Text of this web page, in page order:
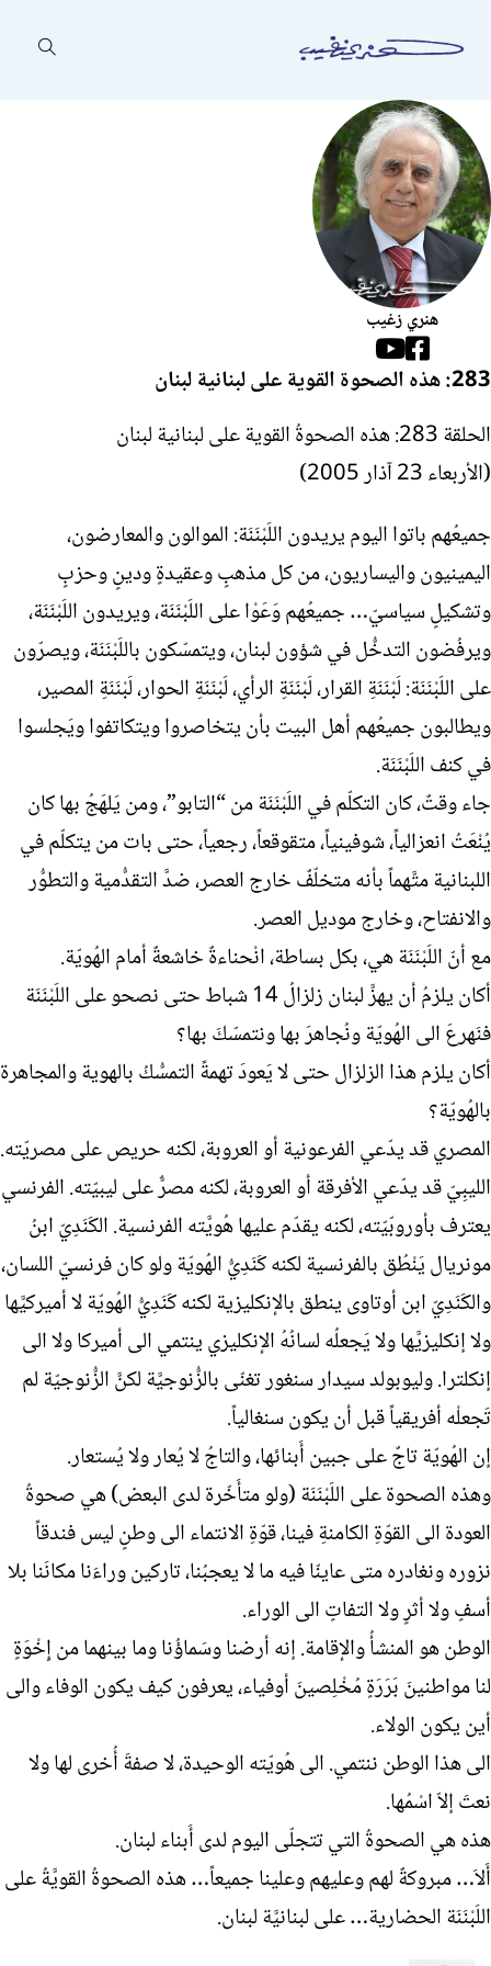
هنري زغيب
Follow us on Facebook
Follow us on YouTube
283: هذه الصحوة القوية على لبنانية لبنان
الحلقة 283: هذه الصحوةُ القوية على لبنانية لبنان
(الأربعاء 23 آذار 2005)
جميعُهم باتوا اليوم يريدون اللَبْنَنَة: الموالون والمعارضون،
اليمينيون واليساريون، من كل مذهبٍ وعقيدةٍ ودينٍ وحزبٍ
وتشكيلٍ سياسيّ… جميعُهم وَعَوْا على اللَبْنَنَة، ويريدون اللَبْنَنَة،
ويرفُضون التدخُّل في شؤون لبنان، ويتمسّكون باللَبْنَنَة، ويصرّون
على اللَبْنَنَة: لَبْنَنَةِ القرار، لَبْنَنَةِ الرأي، لَبْنَنَةِ الحوار، لَبْنَنَةِ المصير،
ويطالبون جميعُهم أهل البيت بأن يتخاصروا ويتكاتفوا ويَجلسوا
في كنف اللَبْنَنَة.
جاء وقتٌ، كان التكلّم في اللَبْنَنَة من “التابو”، ومن يَلهَجُ بها كان
يُنْعَتُ انعزالياً، شوفينياً، متقوقعاً، رجعياً، حتى بات من يتكلّم في
اللبنانية متَّهماً بأنه متخلّفٌ خارج العصر، ضدَّ التقدُّمية والتطوُّر
والانفتاح، وخارج موديل العصر.
مع أنّ اللَبْنَنَة هي، بكل بساطة، انْحناءةٌ خاشعةٌ أمام الهُويّة.
أكان يلزمُ أن يهزَّ لبنان زلزالُ 14 شباط حتى نصحو على اللَبْنَنَة
فنَهرعَ الى الهُويّة ونُجاهرَ بها ونتمسّكَ بها؟
أكان يلزم هذا الزلزال حتى لا يَعودَ تهمةً التمسُّكُ بالهوية والمجاهرة
بالهُويّة؟
المصري قد يدّعي الفرعونية أو العروبة، لكنه حريص على مصريّته.
الليبِيّ قد يدّعي الأفرقة أو العروبة، لكنه مصرٌّ على ليبيّته. الفرنسي
يعترف بأوروبّيّته، لكنه يقدّم عليها هُويَّته الفرنسية. الكَنَدِيّ ابنُ
مونريال يَنْطُق بالفرنسية لكنه كَنَدِيُّ الهُويّة ولو كان فرنسيّ اللسان،
والكَنَدِيّ ابن أوتاوى ينطق بالإنكليزية لكنه كَنَدِيُّ الهُويّة لا أميركيَّها
ولا إنكليزيَّها ولا يَجعلُه لسانُهُ الإنكليزي ينتمي الى أميركا ولا الى
إنكلترا. وليوبولد سيدار سنغور تغنّى بالزُّنوجيَّة لكنَّ الزُّنوجيّة لم
تَجعلْه أفريقياً قبل أن يكون سنغالياً.
إن الهُويّة تاجٌ على جبين أَبنائها، والتاجُ لا يُعار ولا يُستعار.
وهذه الصحوة على اللَبْنَنَة (ولو متأَخّرة لدى البعض) هي صحوةُ
العودة الى القوّةِ الكامنةِ فينا، قوّةِ الانتماء الى وطنٍ ليس فندقاً
نزوره ونغادره متى عاينّا فيه ما لا يعجبُنا، تاركين وراءَنا مكانَنا بلا
أسفٍ ولا أثرٍ ولا التفاتٍ الى الوراء.
الوطن هو المنشأُ والإقامة. إنه أرضنا وسَماؤُنا وما بينهما من إِخْوَةٍ
لنا مواطنينَ بَرَرَةٍ مُخْلِصينَ أوفياء، يعرفون كيف يكون الوفاء والى
أين يكون الولاء.
الى هذا الوطن ننتمي. الى هُويّته الوحيدة، لا صفةَ أُخرى لها ولا
نعتَ إلاّ اسْمُها.
هذه هي الصحوةُ التي تتجلّى اليوم لدى أَبناء لبنان.
أَلاَ… مبروكةٌ لهم وعليهم وعلينا جميعاً… هذه الصحوةُ القويَّةُ على
اللَبْنَنَة الحضارية… على لبنانيَّة لبنان.